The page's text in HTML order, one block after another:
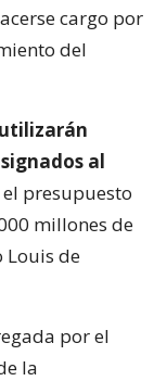
cargo por
del
al
presupuesto
millones de
Louis de
por el
la